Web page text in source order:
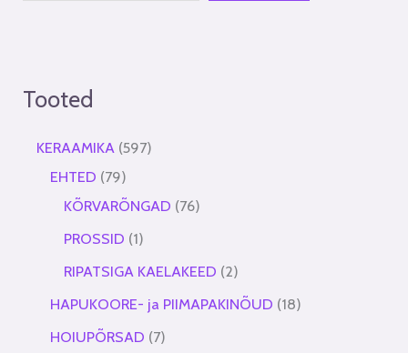
Tooted
KERAAMIKA 597
EHTED 79
KÕRVARÕNGAD 76
PROSSID 1
RIPATSIGA KAELAKEED 2
HAPUKOORE- ja PIIMAPAKINÕUD 18
HOIUPÕRSAD 7